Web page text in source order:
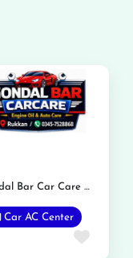
Gondal Bar Car Care Rukkan
Car AC Center